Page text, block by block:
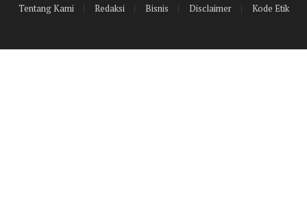
Tentang Kami
Redaksi Bisnis Disclaimer Kode Etik